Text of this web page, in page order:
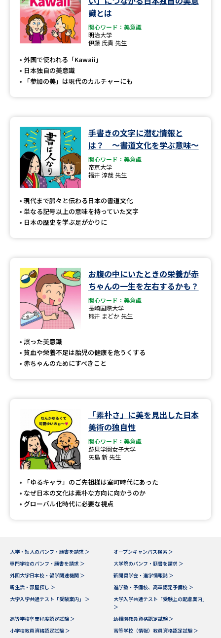
デジタルパンフレット 進路の３択
新学年スタート号特集ページ
（高3生用）
新学年スタート号特集ページ
SELFBRAND特集ページ
オープンキャンパス検索 実施プログラムから探す
来場型・Web型イベント特集 夢ナビライブ
受験準備
先輩が入学を決めた理由 テレメール全国一斉進学調査
新生活お役立ちガイド
学問発見 学問検索
学問のミニ講義「夢ナビ講義」 学問分野解説
学問の教科書 夢ナビライブ
Ｑ＆Ａ よくあるご質問
テレメール
お支払いサイト
個人情報取扱規定
テレメール進学カタログ
訂正のご案内
識とは
関心ワード：美意識
明治大学
伊藤 氏貴 先生
外国で使われる「Kawaii」
日本独自の美意識
「参加の美」は現代のカルチャーにも
手書きの文字に潜む情報と
は？ ～書道文化を学ぶ意味～
関心ワード：美意識
帝京大学
福井 淳哉 先生
現代まで脈々と伝わる日本の書道文化
単なる記号以上の意味を持っていた文字
日本の歴史を学ぶ足がかりに
お腹の中にいたときの栄養が赤
ちゃんの一生を左右するかも？
関心ワード：美意識
長崎国際大学
熊井 まどか 先生
誤った美意識
貧血や栄養不足は胎児の健康を危うくする
赤ちゃんのためにすべきこと
「素朴さ」に美を見出した日本
美術の独自性
関心ワード：美意識
跡見学園女子大学
矢島 新 先生
「ゆるキャラ」のご先祖様は室町時代にあった
なぜ日本の文化は素朴な方向に向かうのか
グローバル化時代に必要な視点
大学・短大のパンフ・願書を請求 ＞
オープンキャンパス検索 ＞
専門学校のパンフ・願書を請求 ＞
大学院のパンフ・願書を請求 ＞
外国大学日本校・留学関連機関 ＞
新聞奨学会・進学情報誌 ＞
新生活・部屋探し ＞
進学塾・予備校、高卒認定予備校 ＞
大学入学共通テスト「受験案内」 ＞
大学入学共通テスト「受験上の配慮案内」
＞
高等学校卒業程度認定試験 ＞
幼稚園教員資格認定試験 ＞
小学校教員資格認定試験 ＞
高等学校（情報）教員資格認定試験 ＞